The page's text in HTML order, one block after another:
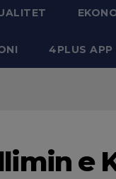
4PLUS APP
e